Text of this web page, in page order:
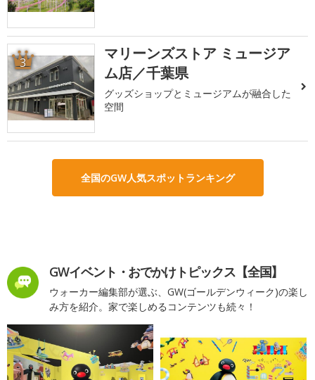
3
マリーンズストア ミュージア
ム店／千葉県
グッズショップとミュージアムが融合した
空間
全国のGW人気スポットランキング
GWイベント・おでかけトピックス【全国】
ウォーカー編集部が選ぶ、GW(ゴールデンウィーク)の楽し
み方を紹介。家で楽しめるコンテンツも続々！